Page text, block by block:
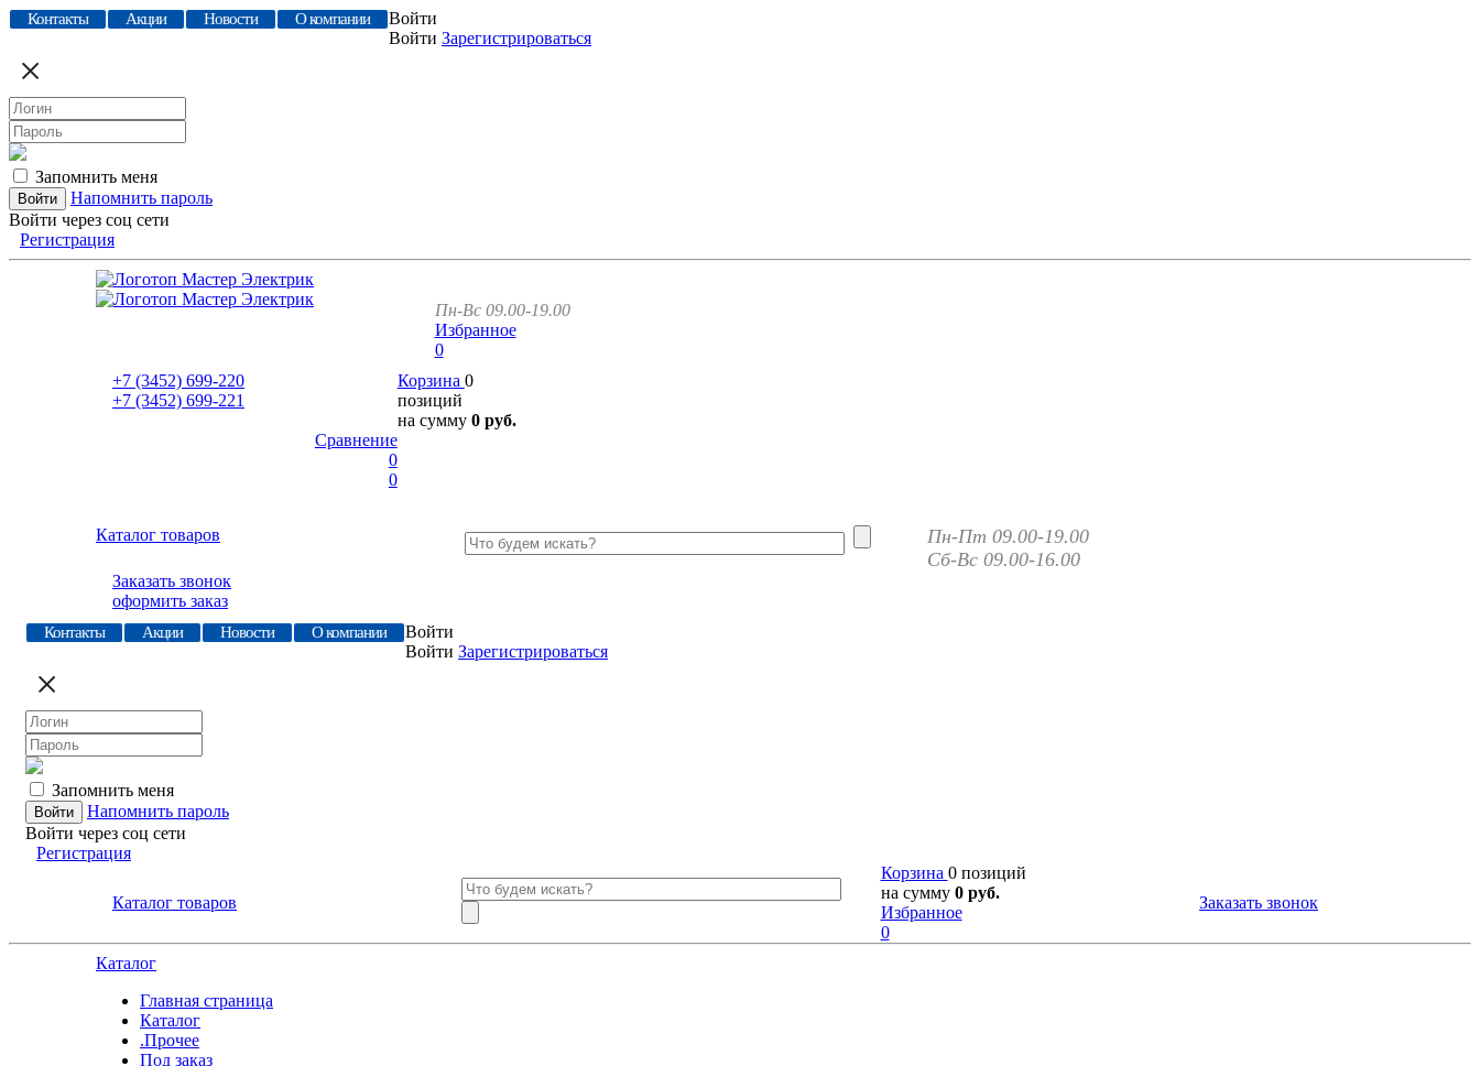
Контакты Акции Новости О компании
Войти
Войти Зарегистрироваться
Запомнить меня
Напомнить пароль
Войти через соц сети
Регистрация
Пн-Вс 09.00-19.00
Избранное
0
+7 (3452) 699-220
+7 (3452) 699-221
Корзина 0
позиций
на сумму 0 руб.
Сравнение
0
0
Каталог товаров
Пн-Пт 09.00-19.00
Сб-Вс 09.00-16.00
Заказать звонок
оформить заказ
Контакты Акции Новости О компании
Войти
Войти Зарегистрироваться
Запомнить меня
Напомнить пароль
Войти через соц сети
Регистрация
Каталог товаров
Корзина 0 позиций
на сумму 0 руб.
Избранное
0
Заказать звонок
Каталог
Главная страница
Каталог
.Прочее
Под заказ